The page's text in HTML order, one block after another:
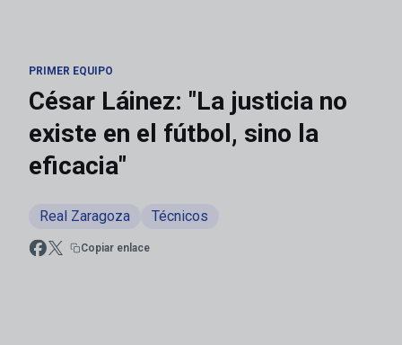
PRIMER EQUIPO
César Láinez: "La justicia no
existe en el fútbol, sino la
eficacia"
Real Zaragoza Técnicos
Copiar enlace